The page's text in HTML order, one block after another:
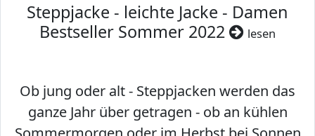
Steppjacke - leichte Jacke - Damen
Bestseller Sommer 2022
lesen
Ob jung oder alt - Steppjacken werden das
ganze Jahr über getragen - ob an kühlen